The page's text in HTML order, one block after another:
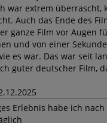
war extrem überrascht,
Auch das Ende des
ganze Film vor Augen
und von einer
es war. Das war seit
guter deutscher Film,
Erlebnis habe ich